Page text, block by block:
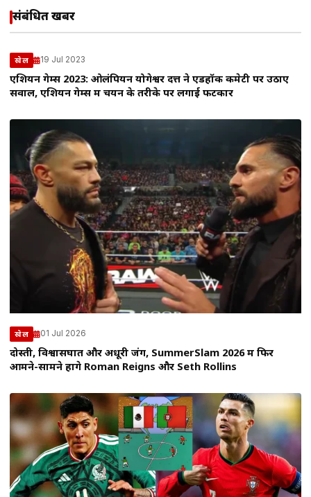
संबंधित खबरें
खेल 19 Jul 2023
एशियन गेम्स 2023: ओलंपियन योगेश्वर दत्त ने एडहॉक कमेटी पर उठाए
सवाल, एशियन गेम्स में चयन के तरीके पर लगाई फटकार
खेल 01 Jul 2026
दोस्ती, विश्वासघात और अधूरी जंग, SummerSlam 2026 में फिर
आमने-सामने होंगे Roman Reigns और Seth Rollins